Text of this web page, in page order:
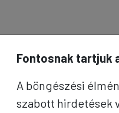
Fontosnak tartjuk
A böngészési
szabott hirdetések